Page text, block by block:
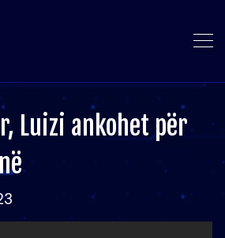
Luizi ankohet për